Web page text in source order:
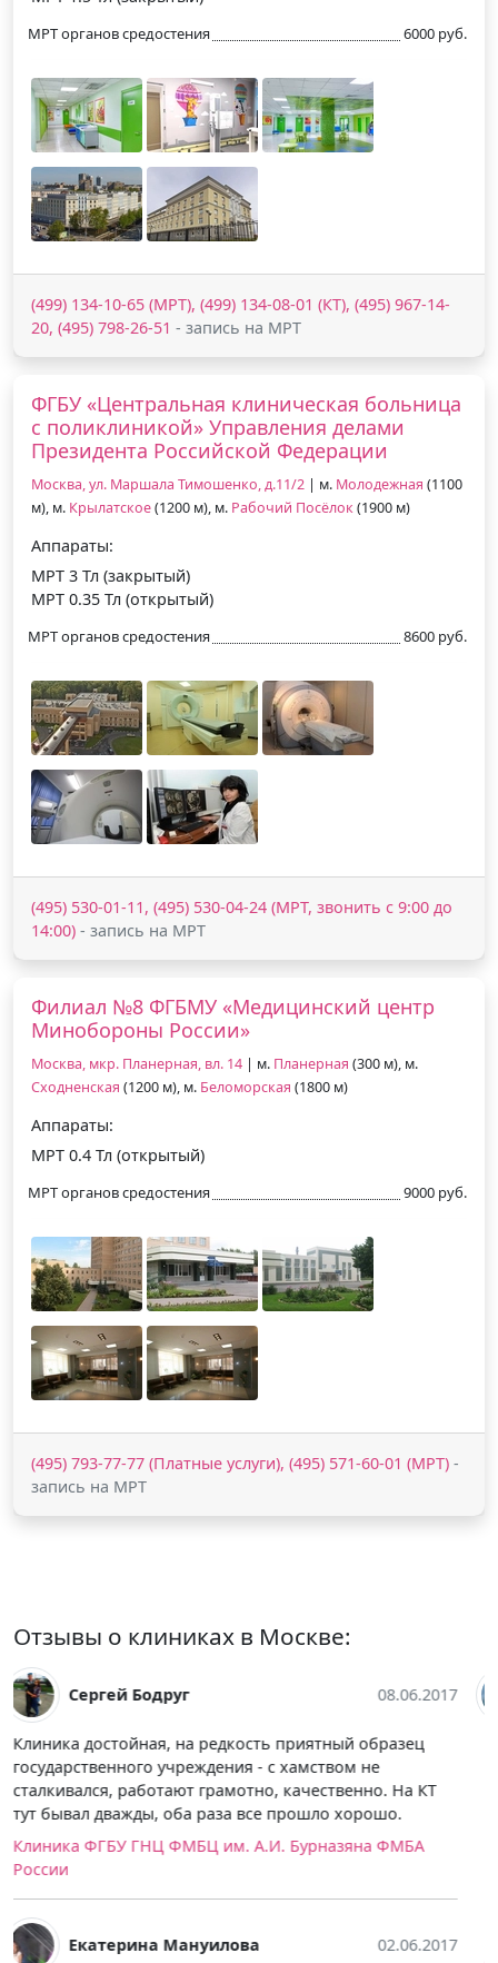
МРТ органов средостения 6000 руб.
(499) 134-10-65 (МРТ), (499) 134-08-01 (КТ), (495) 967-14-
20, (495) 798-26-51 - запись на МРТ
ФГБУ «Центральная клиническая больница
с поликлиникой» Управления делами
Президента Российской Федерации
Москва, ул. Маршала Тимошенко, д.11/2 | м. Молодежная (1100
м), м. Крылатское(1200 м), м. Рабочий Посёлок(1900 м)
Аппараты:
МРТ 3 Тл (закрытый)
МРТ 0.35 Тл (открытый)
МРТ органов средостения 8600 руб.
(495) 530-01-11, (495) 530-04-24 (МРТ, звонить с 9:00 до
14:00) - запись на МРТ
Филиал №8 ФГБМУ «Медицинский центр
Минобороны России»
Москва, мкр. Планерная, вл. 14 | м. Планерная (300 м), м.
Сходненская (1200 м), м. Беломорская (1800 м)
Аппараты:
МРТ 0.4 Тл (открытый)
МРТ органов средостения 9000 руб.
(495) 793-77-77 (Платные услуги), (495) 571-60-01 (МРТ) -
запись на МРТ
Отзывы о клиниках в Москве:
Егор Малаев 03.06.2017
К преимуществам больницы отнёс бы наличие
открытого томографа. Оборудование не совсем
новое, но в принципе снимки получились
нормальные, то ли опыт врачей сыграл здесь, но
расшифровку быстро сделали, заключение составили
грамотно, диагноз был поставлен верно, благодаря
лечение в борьбе с недугом, волнующим меня уже
больше года.